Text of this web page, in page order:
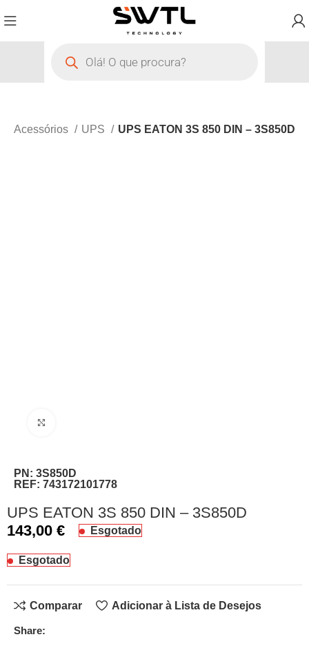
Acessórios UPS UPS EATON 3S 850 DIN – 3S850D
PN:3S850D
REF:743172101778
UPS EATON 3S 850 DIN – 3S850D
143,00€ Esgotado
Esgotado
Comparar Adicionar à Lista de Desejos
Share: